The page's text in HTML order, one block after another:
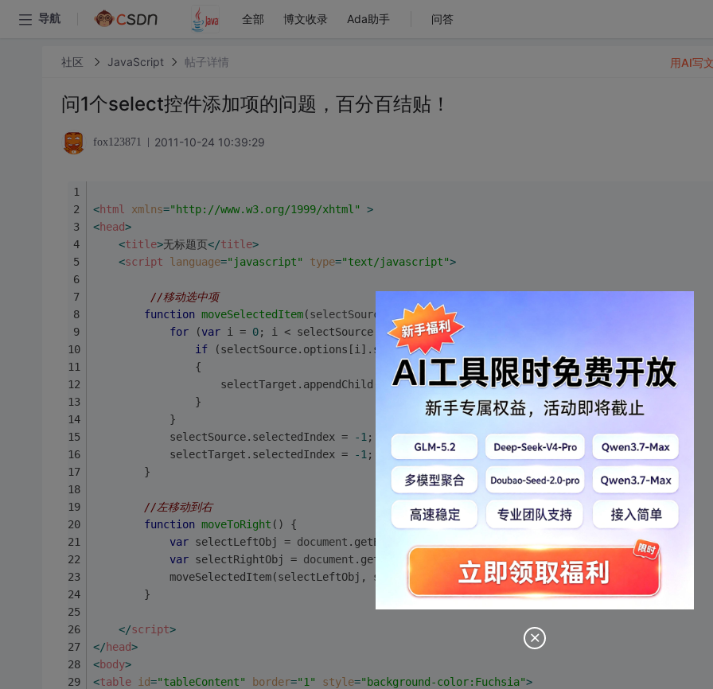
导航 全部 博文收录 Ada助手 问答
社区 JavaScript 帖子详情
问1个select控件添加项的问题，百分百结贴！
fox123871 2011-10-24 10:39:29
<html xmlns="http://www.w3.org/1999/xhtml" >
<head>
<title>无标题页</title>
<script language="javascript" type="text/javascript">
//移动选中项
function moveSelectedItem(selectSource,selectTarget
for (var i = 0; i < selectSource.options.length; i++) {
if (selectSource.options[i].selected)
                {
                    selectTarget.appendChild(selectSource.options[i]);
                }
            }
            selectSource.selectedIndex =
-1 ;
            selectTarget.selectedIndex =
-1 ;
        }
//左移动到右
function moveToRight ( ) {
var selectLeftObj = document .getElementById(
var selectRightObj = document .getElementById( "selectRight");
            moveSelectedItem(selectLeftObj, selectRightObj);
        }
</script>
</head>
<body>
<table id="tableContent" border="1" style="background-color:Fuchsia">
用AI写